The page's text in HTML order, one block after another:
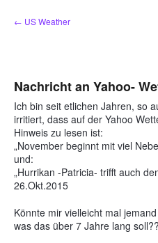
Skip
to
← US Weather
Nachricht an Yahoo-
Ich bin seit etlichen Jahren, so
irritiert, dass auf der Yahoo
Hinweis zu lesen ist:
„November beginnt mit viel
und:
„Hurrikan -Patricia- trifft auch
26.Okt.2015
Könnte mir vielleicht mal
was das über 7 Jahre lang soll??